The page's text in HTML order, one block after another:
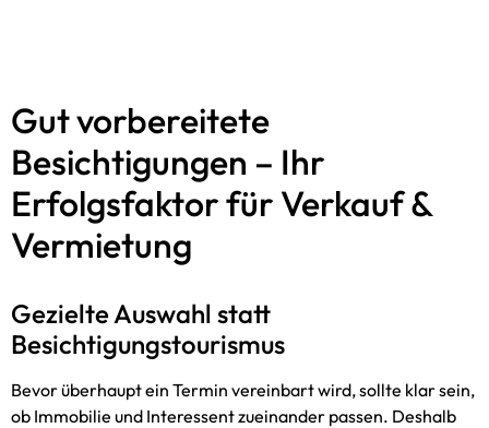
Gut vorbereitete
Besichtigungen – Ihr
Erfolgsfaktor für Verkauf &
Vermietung
Gezielte Auswahl statt
Besichtigungstourismus
Bevor überhaupt ein Termin vereinbart wird, sollte klar sein,
ob Immobilie und Interessent zueinander passen. Deshalb